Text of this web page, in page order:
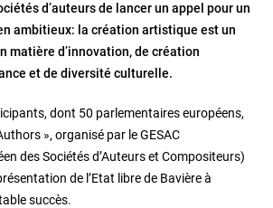
d’auteurs de lancer un appel pour un
ambitieux: la création artistique est un
matière d’innovation, de création
et de diversité culturelle.
dont 50 parlementaires européens,
», organisé par le GESAC
des Sociétés d’Auteurs et Compositeurs)
de l’Etat libre de Bavière à
succès.